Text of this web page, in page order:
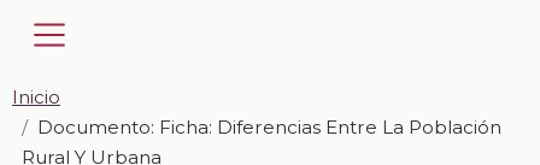
Inicio
Documento: Ficha: Diferencias Entre La Población
Rural Y Urbana